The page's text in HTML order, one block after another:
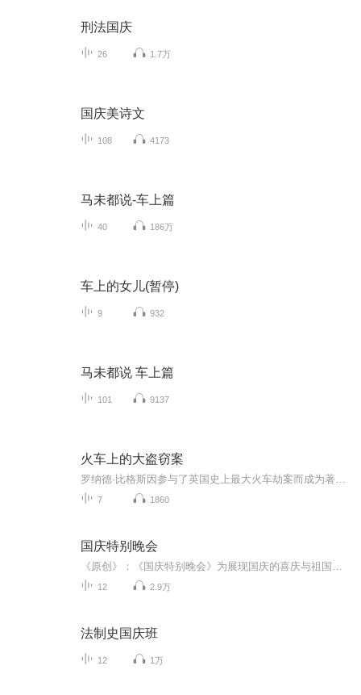
刑法国庆
26 1.7万
国庆美诗文
108 4173
马未都说-车上篇
40 186万
车上的女儿(暂停)
9 932
马未都说 车上篇
101 9137
火车上的大盗窃案
7 1860
国庆特别晚会
12 2.9万
法制史国庆班
12 1万